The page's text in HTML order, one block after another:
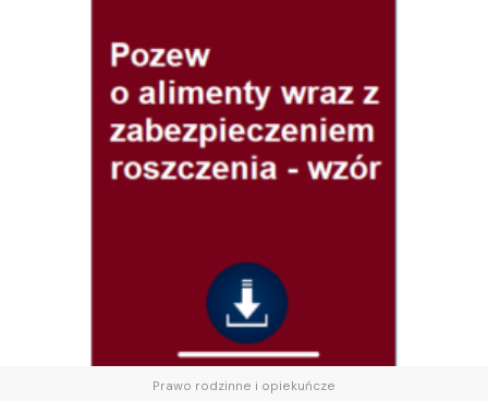
Prawo rodzinne i opiekuńcze